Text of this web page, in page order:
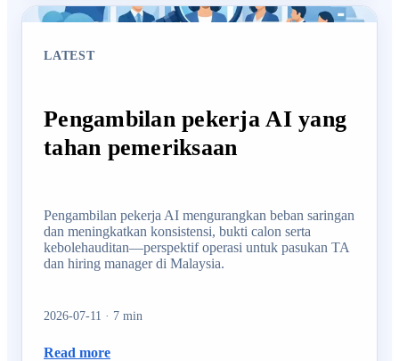
LATEST
Pengambilan pekerja AI yang
tahan pemeriksaan
Pengambilan pekerja AI mengurangkan beban saringan
dan meningkatkan konsistensi, bukti calon serta
kebolehauditan—perspektif operasi untuk pasukan TA
dan hiring manager di Malaysia.
2026-07-11 · 7 min
Read more